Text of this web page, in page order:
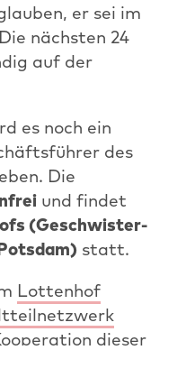
er sei im
nächsten 24
auf der
es noch ein
des
Die
und findet
(Geschwister-
statt.
Lottenhof
dieser